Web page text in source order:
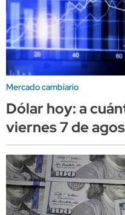
Mercado cambiario
Dólar hoy: a
viernes 7 de